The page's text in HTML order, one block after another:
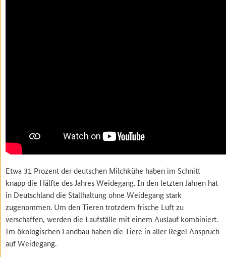
Etwa 31 Prozent der deutschen Milchkühe haben im Schnitt
knapp die Hälfte des Jahres Weidegang. In den letzten Jahren hat
in Deutschland die Stallhaltung ohne Weidegang stark
zugenommen. Um den Tieren trotzdem frische Luft zu
verschaffen, werden die Laufställe mit einem Auslauf kombiniert.
Im ökologischen Landbau haben die Tiere in aller Regel Anspruch
auf Weidegang.